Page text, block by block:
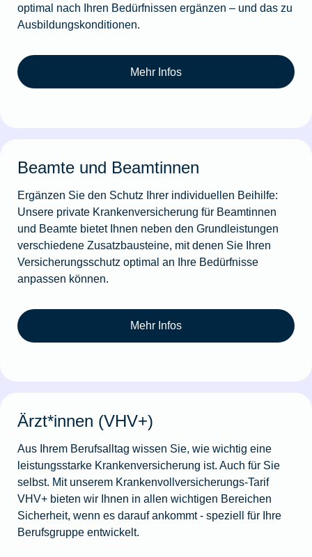
optimal nach Ihren Bedürfnissen ergänzen – und das zu
Ausbildungskonditionen.
Mehr Infos
Beamte und Beamtinnen
Ergänzen Sie den Schutz Ihrer individuellen Beihilfe:
Unsere private Krankenversicherung für Beamtinnen
und Beamte bietet Ihnen neben den Grundleistungen
verschiedene Zusatzbausteine, mit denen Sie Ihren
Versicherungsschutz optimal an Ihre Bedürfnisse
anpassen können.
Mehr Infos
Ärzt*innen (VHV+)
Aus Ihrem Berufsalltag wissen Sie, wie wichtig eine
leistungsstarke Krankenversicherung ist. Auch für Sie
selbst. Mit unserem Krankenvollversicherungs-Tarif
VHV+ bieten wir Ihnen in allen wichti­gen Bereichen
Sicherheit, wenn es darauf ankommt - speziell für Ihre
Berufsgruppe entwickelt.